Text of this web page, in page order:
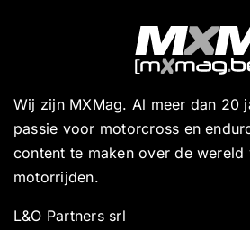
Wij zijn MXMag. Al meer dan 20
passie voor motorcross en
content te maken over de
motorrijden.
L&O Partners srl